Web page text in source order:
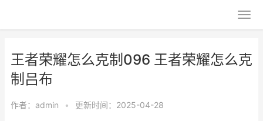
王者荣耀怎么克制096 王者荣耀怎么克
制吕布
作者： admin • 更新时间：2025-04-28